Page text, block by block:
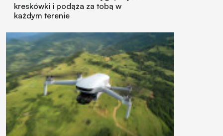
kreskówki i podąża za tobą w
każdym terenie